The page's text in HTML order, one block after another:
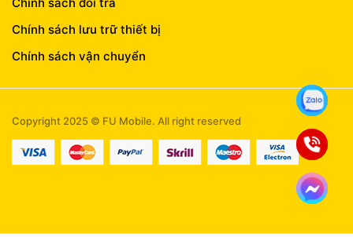
Chính sách lưu trữ thiết bị
Chính sách vận chuyển
Copyright 2025 © FU Mobile. All right reserved